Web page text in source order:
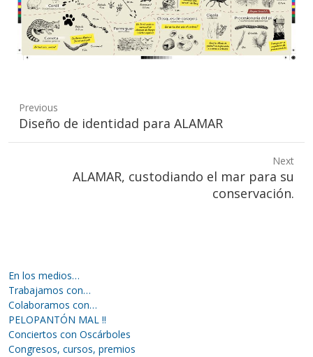
Previous
Previous
post:
Diseño de identidad para ALAMAR
Next
ALAMAR, custodiando el mar para su
conservación.
En los medios…
Trabajamos con…
Colaboramos con…
PELOPANTÓN MAL !!
Conciertos con Oscárboles
Congresos, cursos, premios